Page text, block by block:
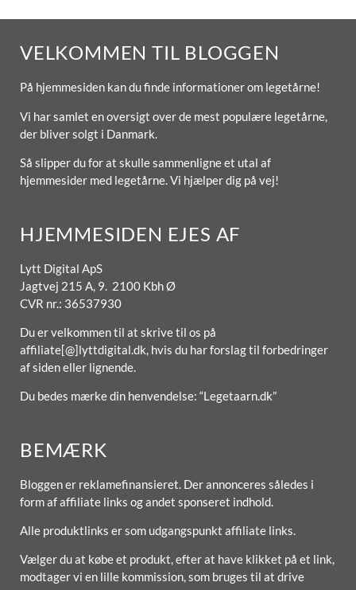
VELKOMMEN TIL BLOGGEN
På hjemmesiden kan du finde informationer om legetårne!
Vi har samlet en oversigt over de mest populære legetårne,
der bliver solgt i Danmark.
Så slipper du for at skulle sammenligne et utal af
hjemmesider med legetårne. Vi hjælper dig på vej!
HJEMMESIDEN EJES AF
Lytt Digital ApS
Jagtvej 215 A, 9. 2100 Kbh Ø
CVR nr.: 36537930
Du er velkommen til at skrive til os på
affiliate[@]lyttdigital.dk, hvis du har forslag til forbedringer
af siden eller lignende.
Du bedes mærke din henvendelse: “Legetaarn.dk”
BEMÆRK
Bloggen er reklamefinansieret. Der annonceres således i
form af affiliate links og andet sponseret indhold.
Alle produktlinks er som udgangspunkt affiliate links.
Vælger du at købe et produkt, efter at have klikket på et link,
modtager vi en lille kommission, som bruges til at drive